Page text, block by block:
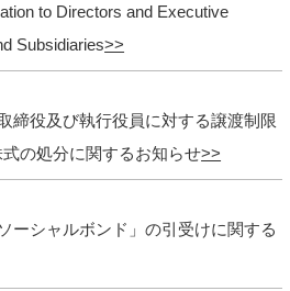
to Directors and Executive
Subsidiaries
締役及び執行役員に対する譲渡制限
の処分に関するお知らせ
ーシャルボンド」の引受けに関する